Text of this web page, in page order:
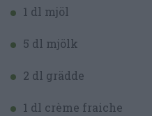
1 dl mjöl
5 dl mjölk
2 dl grädde
1 dl crème fraiche